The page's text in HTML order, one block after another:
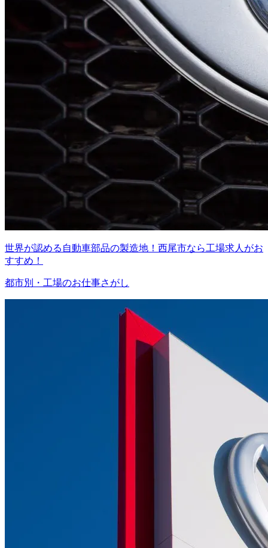
世界が認める自動車部品の製造地！西尾市なら工場求人がお
すすめ！
都市別・工場のお仕事さがし